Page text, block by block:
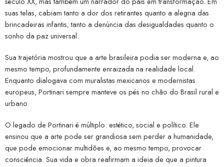
suas telas, cabiam tanto a dor dos retirantes quanto a alegria das
brincadeiras infantis; tanto a denúncia das desigualdades quanto o
sonho da paz universal.
Sua trajetória mostrou que a arte brasileira podia ser moderna e, ao
mesmo tempo, profundamente enraizada na realidade local.
Enquanto dialogava com muralistas mexicanos e modernistas
europeus, Portinari sempre manteve os pés no chão do Brasil rural e
urbano.
O legado de Portinari é múltiplo: estético, social e político. Ele
ensinou que a arte pode ser grandiosa sem perder a humanidade,
que pode emocionar multidões e, ao mesmo tempo, provocar
consciência. Sua vida e obra reafirmam a ideia de que a pintura